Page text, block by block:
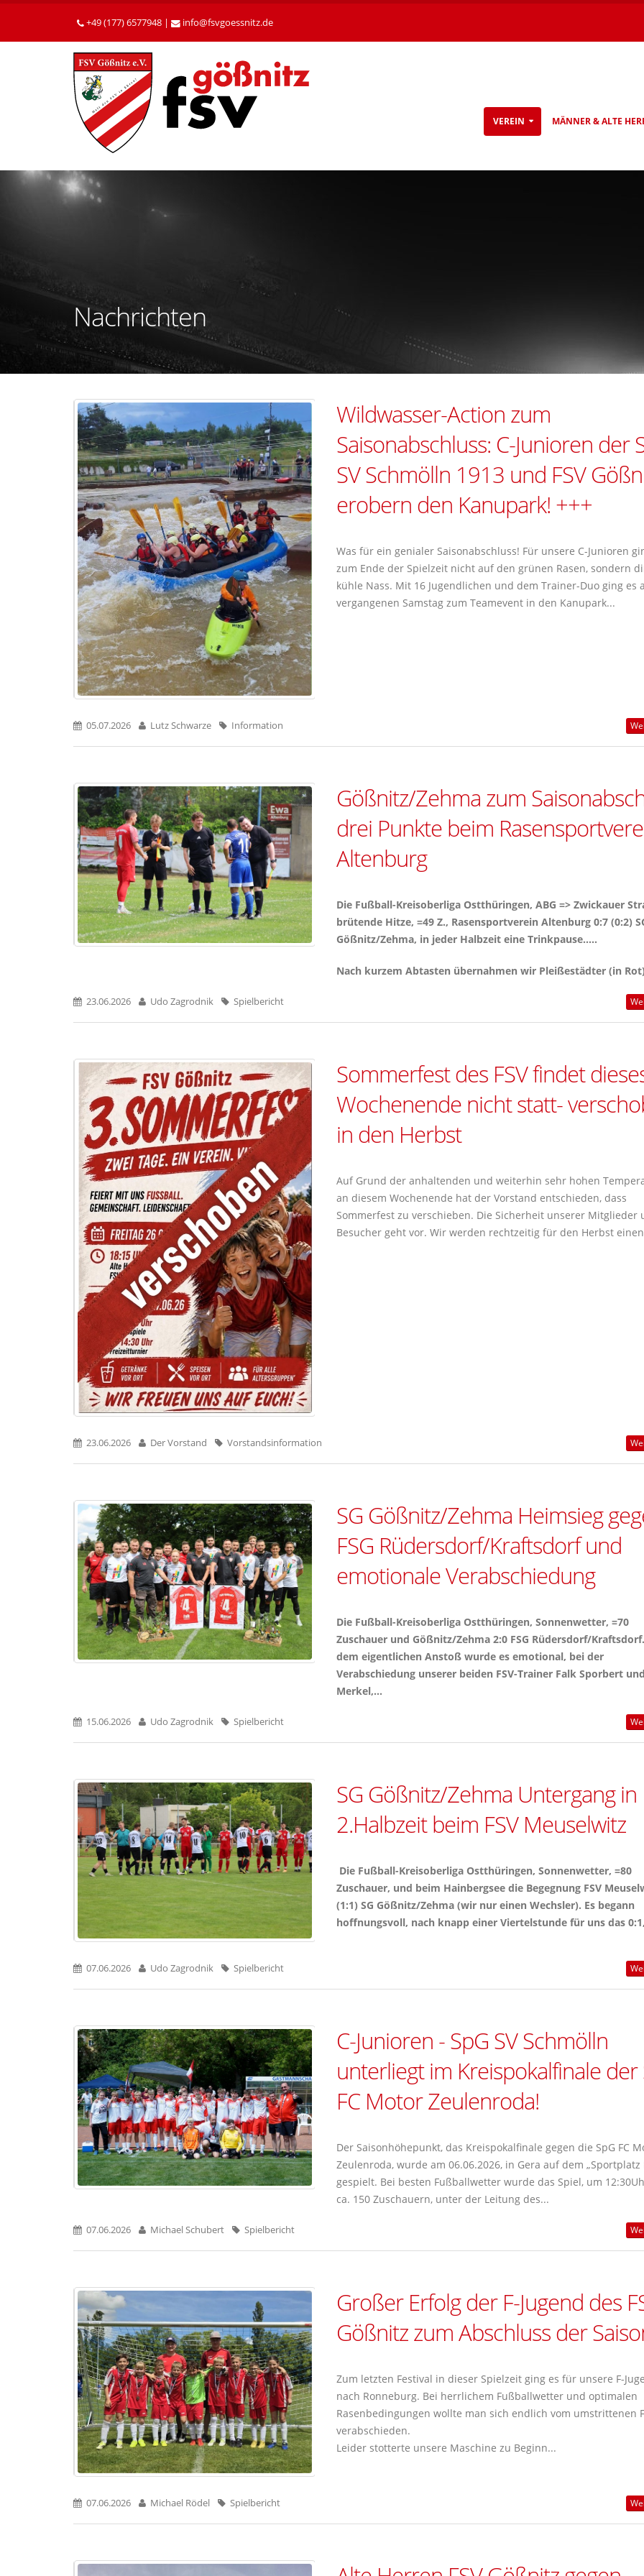
Betätigen
die
+49 (177) 6577948 | info fsvgoessnitzde
VEREIN MÄNNER & ALTE
Nachrichten
Wildwasser-Action zum
Saisonabschluss: C-Junioren der
SV Schmölln 1913 und FSV
erobern den Kanupark! +++
Was für ein genialer Saisonabschluss! Für unsere C-Junioren
zum Ende der Spielzeit nicht auf den grünen Rasen, sondern
kühle Nass. Mit 16 Jugendlichen und dem Trainer-Duo ging es
vergangenen Samstag zum Teamevent in den Kanupark...
05.07.2026 Lutz Schwarze Information
Gößnitz/Zehma zum
drei Punkte beim
Altenburg
Die Fußball-Kreisoberliga Ostthüringen, ABG => Zwickauer
brütende Hitze, =49 Z., Rasensportverein Altenburg 0:7 (0:2)
Gößnitz/Zehma, in jeder Halbzeit eine Trinkpause.....
Nach kurzem Abtasten übernahmen wir Pleißestädter (in
23.06.2026 Udo Zagrodnik Spielbericht
Sommerfest des FSV findet
Wochenende nicht statt-
in den Herbst
Auf Grund der anhaltenden und weiterhin sehr hohen
an diesem Wochenende hat der Vorstand entschieden, dass
Sommerfest zu verschieben. Die Sicherheit unserer Mitglieder
Besucher geht vor. Wir werden rechtzeitig für den Herbst
23.06.2026 Der Vorstand Vorstandsinformation
SG Gößnitz/Zehma Heimsieg
FSG Rüdersdorf/Kraftsdorf und
emotionale Verabschiedung
Die Fußball-Kreisoberliga Ostthüringen, Sonnenwetter, =70
Zuschauer und Gößnitz/Zehma 2:0 FSG Rüdersdorf/
dem eigentlichen Anstoß wurde es emotional, bei der
Verabschiedung unserer beiden FSV-Trainer Falk Sporbert
Merkel,...
15.06.2026 Udo Zagrodnik Spielbericht
SG Gößnitz/Zehma Untergang in
2.Halbzeit beim FSV Meuselwitz
Die Fußball-Kreisoberliga Ostthüringen, Sonnenwetter, =80
Zuschauer, und beim Hainbergsee die Begegnung FSV
(1:1) SG Gößnitz/Zehma (wir nur einen Wechsler). Es begann
hoffnungsvoll, nach knapp einer Viertelstunde für uns das
07.06.2026 Udo Zagrodnik Spielbericht
C-Junioren - SpG SV Schmölln
unterliegt im Kreispokalfinale der
FC Motor Zeulenroda!
Der Saisonhöhepunkt, das Kreispokalfinale gegen die SpG FC
Zeulenroda, wurde am 06.06.2026, in Gera auf dem „Sportplatz
gespielt. Bei besten Fußballwetter wurde das Spiel, um
ca. 150 Zuschauern, unter der Leitung des...
07.06.2026 Michael Schubert Spielbericht
Großer Erfolg der F-Jugend des
Gößnitz zum Abschluss der
Zum letzten Festival in dieser Spielzeit ging es für unsere F-
nach Ronneburg. Bei herrlichem Fußballwetter und optimalen
Rasenbedingungen wollte man sich endlich vom umstrittenen
verabschieden.
Leider stotterte unsere Maschine zu Beginn...
07.06.2026 Michael Rödel Spielbericht